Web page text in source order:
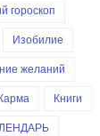
гороскоп
Изобилие
желаний
Книги